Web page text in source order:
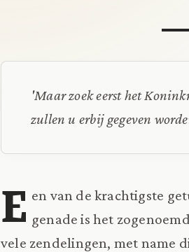
'Maar zoek eerst het
zullen u erbij gegeven
E en van de krachtigste
genade is het
vele zendelingen, met name